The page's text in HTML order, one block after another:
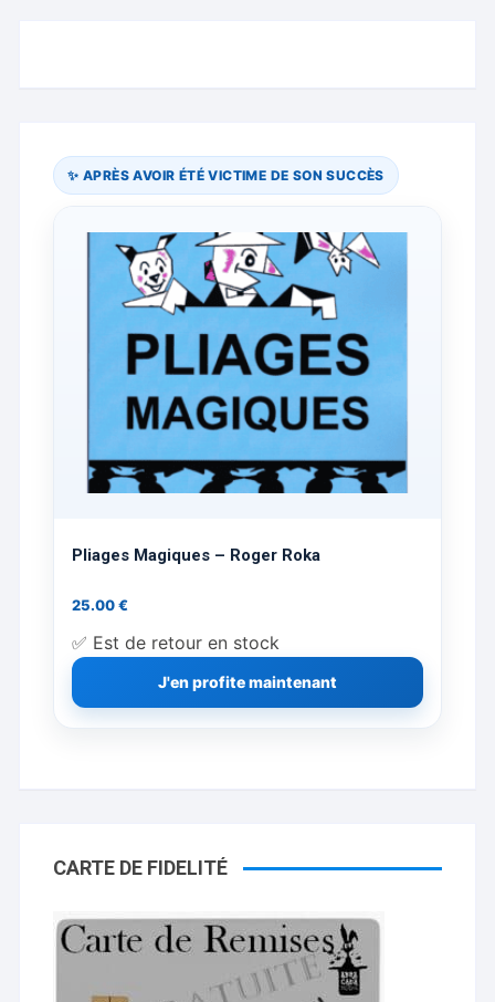
✨ APRÈS AVOIR ÉTÉ VICTIME DE SON SUCCÈS
Pliages Magiques – Roger Roka
25.00€
✅ Est de retour en stock
J'en profite maintenant
CARTE DE FIDELITÉ